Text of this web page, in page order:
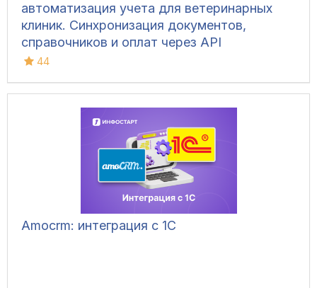
автоматизация учета для ветеринарных
клиник. Синхронизация документов,
справочников и оплат через API
44
Amocrm: интеграция с 1С